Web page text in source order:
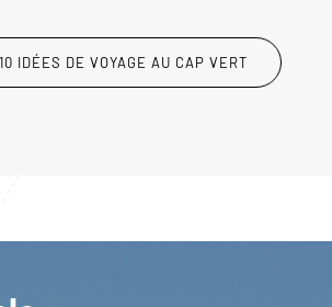
IDÉES DE VOYAGE AU CAP VERT